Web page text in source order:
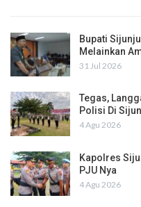
Bupati
Melainkan
31 Jul 2026
Tegas,
Polisi Di
4 Agu 2026
Kapolres
PJU Nya
4 Agu 2026